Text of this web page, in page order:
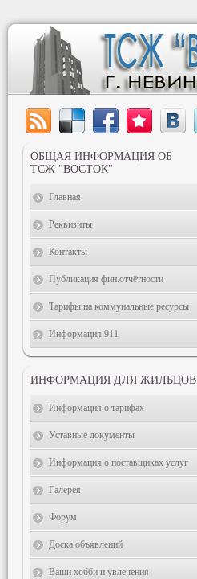
ОБЩАЯ ИНФОРМАЦИЯ ОБ
ТСЖ "ВОСТОК"
Главная
Реквизиты
Контакты
Публикация фин.отчётности
Тарифы на коммунальные ресурсы
Информация 911
ИНФОРМАЦИЯ ДЛЯ ЖИЛЬЦОВ
Информация о тарифах
Уставные документы
Информация о поставщиках услуг
Галерея
Форум
Доска объявлений
Ваши хобби и увлечения